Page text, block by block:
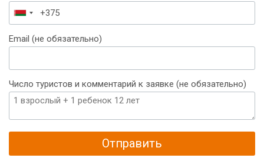
Беларусь
+375
Email (не обязательно)
Число туристов и комментарий к заявке (не обязательно)
Отправить